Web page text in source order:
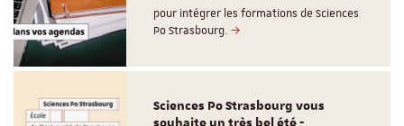
pour intégrer les formations de Sciences
Po Strasbourg.
Sciences Po Strasbourg vous